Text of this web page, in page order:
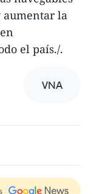
aumentar la
el país./.
VNA